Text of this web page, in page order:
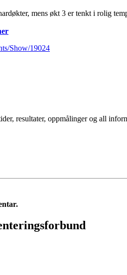
mens økt 3 er tenkt i rolig
Show/19024
resultater, oppmålinger og all